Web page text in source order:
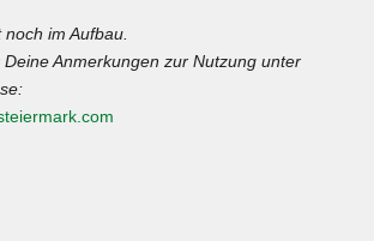
im Aufbau.
Anmerkungen zur Nutzung unter